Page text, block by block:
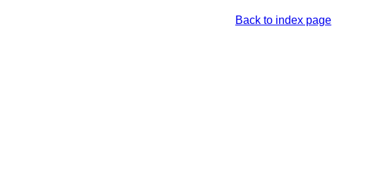
Back to index page